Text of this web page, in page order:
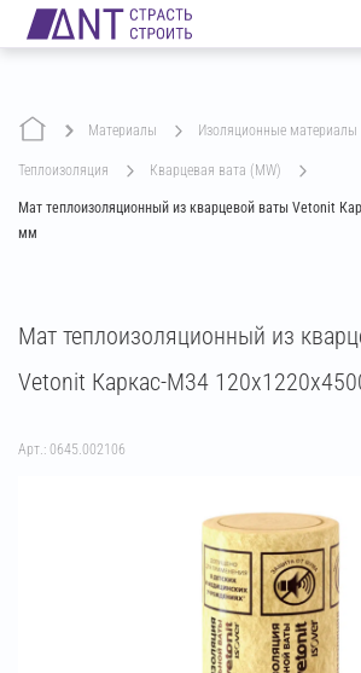
Материалы изоляционные материалы
теплоизоляция кварцевая вата (MW)
Мат теплоизоляционный из кварцевой ваты Vetonit
мм
Мат теплоизоляционный из
Vetonit Каркас-М34
Арт.: 0645.002106